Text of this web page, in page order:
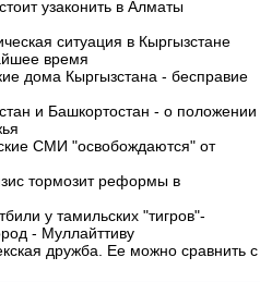
узаконить в Алматы
ситуация в Кыргызстане
время
дома Кыргызстана - бесправие
и Башкортостан - о положении
СМИ "освобождаются" от
тормозит реформы в
у тамильских "тигров"-
- Муллайттиву
дружба. Ее можно сравнить с